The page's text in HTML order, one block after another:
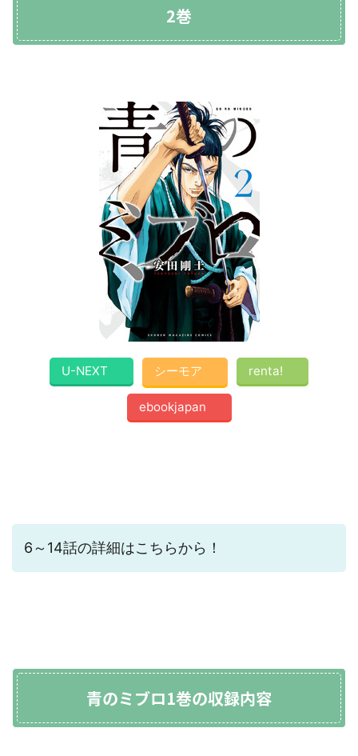
2巻
U-NEXT シーモア renta!
ebookjapan
6～14話の詳細はこちらから！
青のミブロ1巻の収録内容